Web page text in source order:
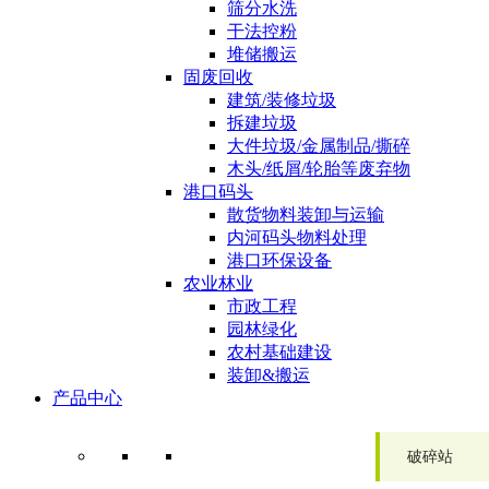
筛分水洗
干法控粉
堆储搬运
固废回收
建筑/装修垃圾
拆建垃圾
大件垃圾/金属制品/撕碎
木头/纸屑/轮胎等废弃物
港口码头
散货物料装卸与运输
内河码头物料处理
港口环保设备
农业林业
市政工程
园林绿化
农村基础建设
装卸&搬运
产品中心
破碎站